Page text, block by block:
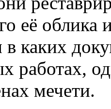
её облика
каких
работах,
мечети.